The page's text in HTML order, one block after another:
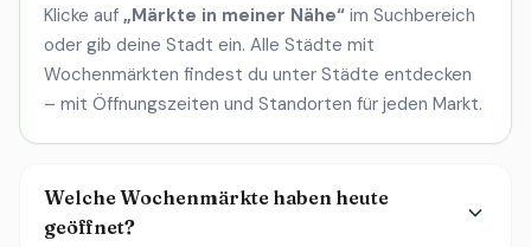
Klicke auf „Märkte in meiner Nähe“ im Suchbereich
oder gib deine Stadt ein. Alle Städte mit
Wochenmärkten findest du unter Städte entdecken
– mit Öffnungszeiten und Standorten für jeden Markt.
Welche Wochenmärkte haben heute
geöffnet?